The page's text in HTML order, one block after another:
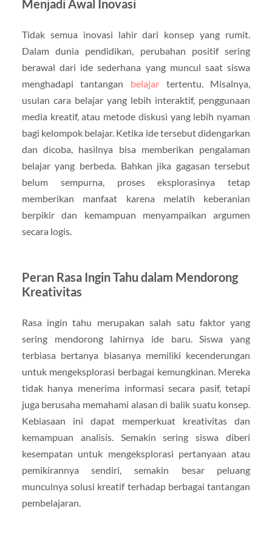
Menjadi Awal Inovasi
Tidak semua inovasi lahir dari konsep yang rumit.
Dalam dunia pendidikan, perubahan positif sering
berawal dari ide sederhana yang muncul saat siswa
menghadapi tantangan belajar tertentu. Misalnya,
usulan cara belajar yang lebih interaktif, penggunaan
media kreatif, atau metode diskusi yang lebih nyaman
bagi kelompok belajar. Ketika ide tersebut didengarkan
dan dicoba, hasilnya bisa memberikan pengalaman
belajar yang berbeda. Bahkan jika gagasan tersebut
belum sempurna, proses eksplorasinya tetap
memberikan manfaat karena melatih keberanian
berpikir dan kemampuan menyampaikan argumen
secara logis.
Peran Rasa Ingin Tahu dalam Mendorong
Kreativitas
Rasa ingin tahu merupakan salah satu faktor yang
sering mendorong lahirnya ide baru. Siswa yang
terbiasa bertanya biasanya memiliki kecenderungan
untuk mengeksplorasi berbagai kemungkinan. Mereka
tidak hanya menerima informasi secara pasif, tetapi
juga berusaha memahami alasan di balik suatu konsep.
Kebiasaan ini dapat memperkuat kreativitas dan
kemampuan analisis. Semakin sering siswa diberi
kesempatan untuk mengeksplorasi pertanyaan atau
pemikirannya sendiri, semakin besar peluang
munculnya solusi kreatif terhadap berbagai tantangan
pembelajaran.